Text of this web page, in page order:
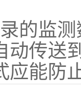
的监
动传送
应能防